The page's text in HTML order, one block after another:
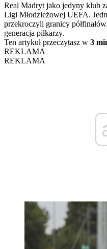
Real Madryt jako jedyny klub
Ligi Młodzieżowej UEFA.
przekroczyli granicy
generacja piłkarzy.
Ten artykuł przeczytasz w 3
REKLAMA
REKLAMA